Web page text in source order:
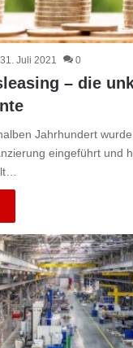
31. Juli 2021 0
– die
Jahrhundert
eingeführt und